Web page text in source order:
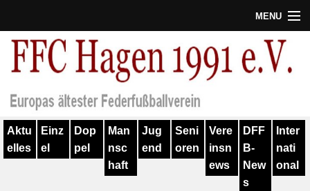
MENU
Termine
Verein
Geschichte
Aktu
elles
Einz
el
Dop
pel
Man
nsc
haft
Jug
end
Seni
oren
Vere
insn
ews
DFF
B-
New
s
Inter
nati
onal